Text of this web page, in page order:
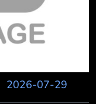
2026-07-29